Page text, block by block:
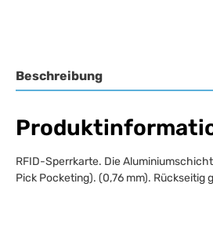
Beschreibung
RFID-Sperrkarte. Die
Pick Pocketing). (0,76 mm). Rückseitig